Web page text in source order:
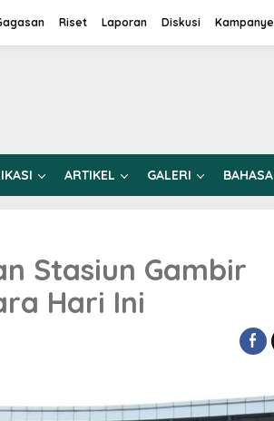
Riset Laporan Diskusi Kampanye
ARTIKEL GALERI BAHASA
Stasiun Gambir
Hari Ini